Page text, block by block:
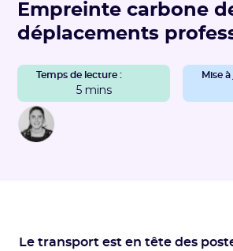
Empreinte carbone
déplacements
Temps de lecture :
5 mins
Mise
Le transport est en tête des